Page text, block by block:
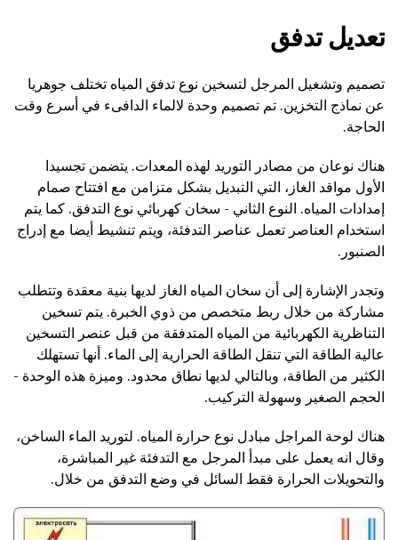
تعديل تدفق
تصميم وتشغيل المرجل لتسخين نوع تدفق المياه تختلف جوهريا
عن نماذج التخزين. تم تصميم وحدة لالماء الدافىء في أسرع وقت
الحاجة.
هناك نوعان من مصادر التوريد لهذه المعدات. يتضمن تجسيدا
الأول مواقد الغاز، التي التبديل بشكل متزامن مع افتتاح صمام
إمدادات المياه. النوع الثاني - سخان كهربائي نوع التدفق. كما يتم
استخدام العناصر تعمل عناصر التدفئة، ويتم تنشيط أيضا مع إدراج
الصنبور.
وتجدر الإشارة إلى أن سخان المياه الغاز لديها بنية معقدة وتتطلب
مشاركة من خلال ربط متخصص من ذوي الخبرة. يتم تسخين
التناظرية الكهربائية من المياه المتدفقة من قبل عنصر التسخين
عالية الطاقة التي تنقل الطاقة الحرارية إلى الماء. أنها تستهلك
الكثير من الطاقة، وبالتالي لديها نطاق محدود. وميزة هذه الوحدة -
الحجم الصغير وسهولة التركيب.
هناك لوحة المراجل مبادل نوع حرارة المياه. لتوريد الماء الساخن،
وقال انه يعمل على مبدأ المرجل مع التدفئة غير المباشرة،
والتحويلات الحرارة فقط السائل في وضع التدفق من خلال.